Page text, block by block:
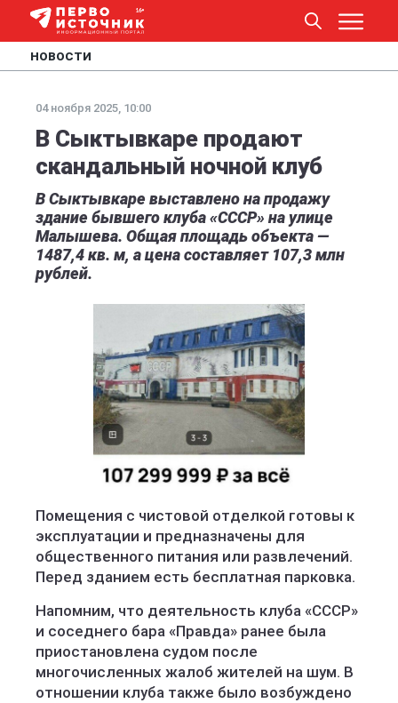
НОВОСТИ
04 ноября 2025, 10:00
В Сыктывкаре продают
скандальный ночной клуб
В Сыктывкаре выставлено на продажу
здание бывшего клуба «СССР» на улице
Малышева. Общая площадь объекта —
1487,4 кв. м, а цена составляет 107,3 млн
рублей.
Помещения с чистовой отделкой готовы к
эксплуатации и предназначены для
общественного питания или развлечений.
Перед зданием есть бесплатная парковка.
Напомним, что деятельность клуба «СССР»
и соседнего бара «Правда» ранее была
приостановлена судом после
многочисленных жалоб жителей на шум. В
отношении клуба также было возбуждено